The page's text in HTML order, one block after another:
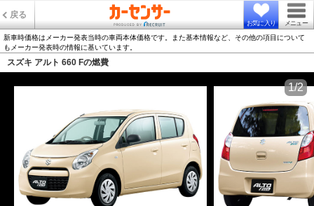
戻る
お気に入り メニュー
新車時価格はメーカー発表当時の車両本体価格です。また基本情報など、その他の項目について
もメーカー発表時の情報に基いています。
スズキ アルト 660 Fの燃費
1/2